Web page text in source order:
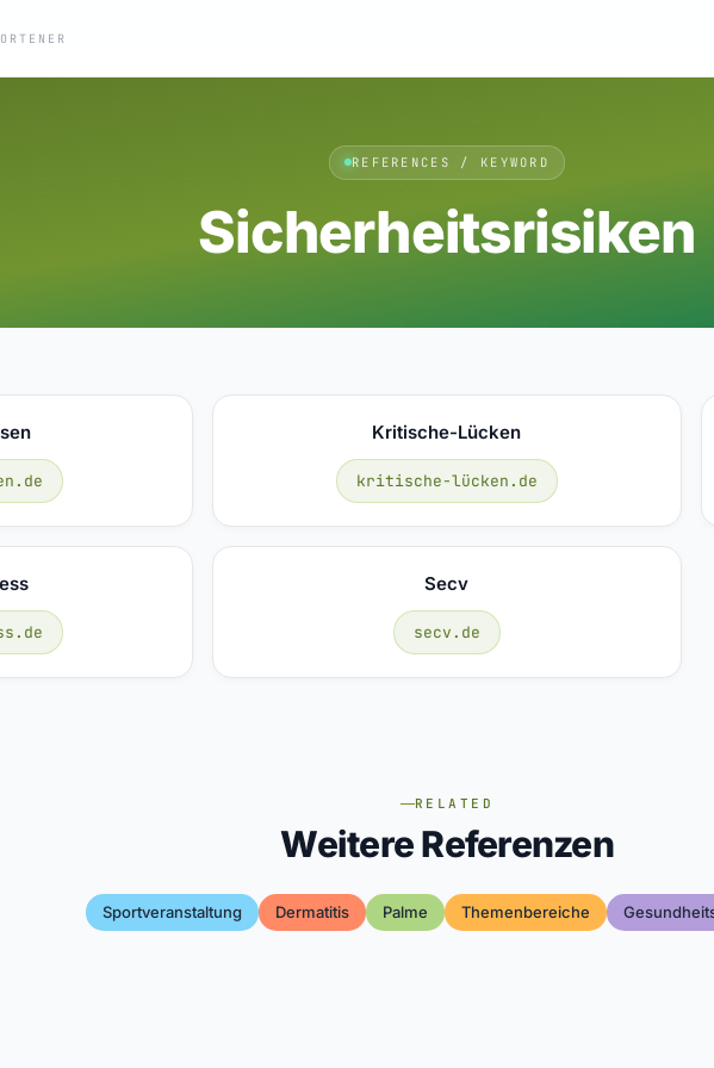
REFERENCES / KEYWORD
Sicherheitsrisiken
Kritische-Lücken
kritische-lücken.de
Secv
secv.de
RELATED
Weitere Referenzen
Sportveranstaltung Dermatitis Palme Themenbereiche